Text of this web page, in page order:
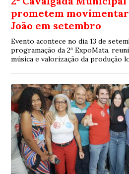
prometem movimentar
João em setembro
Evento acontece no dia 13 de
programação da 2ª ExpoMata,
música e valorização da produção